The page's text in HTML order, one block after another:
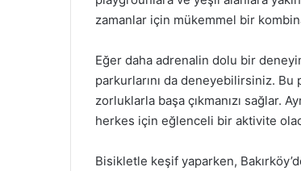
zamanlar için mükemmel bir
Eğer daha adrenalin dolu bir
parkurlarını da deneyebilirsiniz. Bu
zorluklarla başa çıkmanızı sağlar.
herkes için eğlenceli bir aktivite
Bisikletle keşif yaparken,